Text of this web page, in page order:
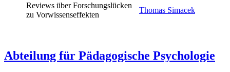
Reviews über Forschungslücken
zu Vorwissenseffekten
Thomas Simacek
Abteilung für Pädagogische Psychologie